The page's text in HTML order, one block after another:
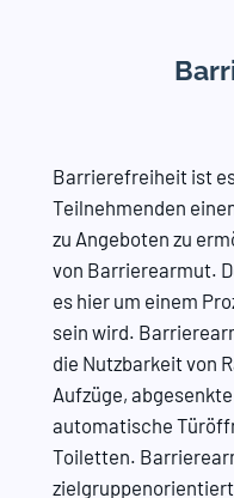
Barrierefreiheit ist
Teilnehmenden
zu Angeboten zu
von Barrierearmut.
es hier um einem
sein wird.
die Nutzbarkeit von
Aufzüge,
automatische
Toiletten.